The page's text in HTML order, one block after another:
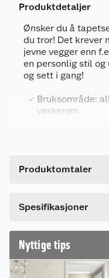
Produktdetaljer
Ønsker du å
du tror! Det krever
jevne vegger enn
en personlig stil
og sett i gang!
Bruksområde:
vaskerom
Festes på
Produktegenskaper
strukturer og
Vinyltapet er både
meget godt egnet
for slitasje og
Produktomtaler
Spesifikasjoner
Generelt
Artikkelnummer
Leverandørens
Farge
Nyttige tips